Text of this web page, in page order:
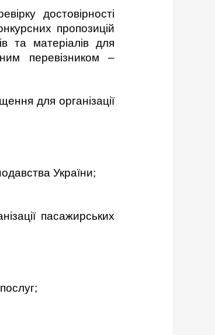
достовірності
пропозицій
та матеріалів для
перевізником –
для організації
України;
пасажирських